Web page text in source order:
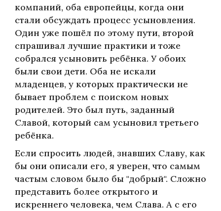
компаний, оба европейцы, когда они
стали обсуждать процесс усыновления.
Один уже пошёл по этому пути, второй
спрашивал лучшие практики и тоже
собрался усыновить ребёнка. У обоих
были свои дети. Оба не искали
младенцев, у которых практически не
бывает проблем с поиском новых
родителей. Это был путь, заданный
Славой, который сам усыновил третьего
ребёнка.
Если спросить людей, знавших Славу, как
бы они описали его, я уверен, что самым
частым словом было бы "добрый". Сложно
представить более открытого и
искреннего человека, чем Слава. А с его